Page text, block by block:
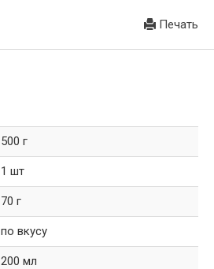
Печать
500 г
1 шт
70 г
по вкусу
200 мл